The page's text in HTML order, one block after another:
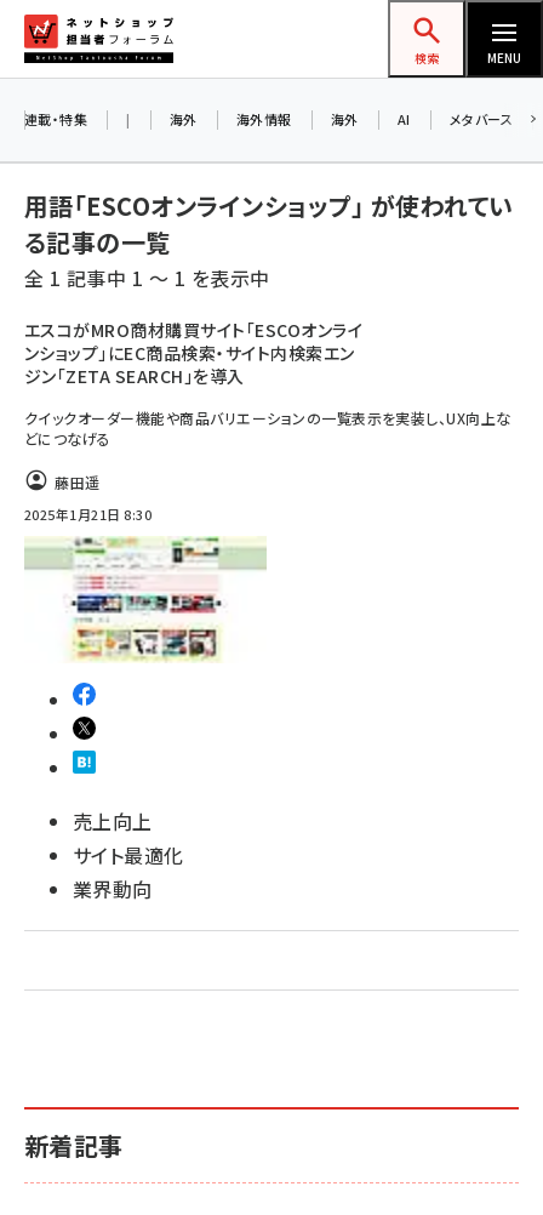
ン
ネットショップ担当者フォーラム
検索 MENU
amazon (2247)
yahoo (1901)
楽天 (1871)
ecbeing (1207)
アスクル (1119)
base (1075)
ビィ・フォアード (773)
revico (739)
連載・特集 | 海外 海外情報 海外 AI メタバース
用語「ESCOオンラインショップ」 が使われてい
る記事の一覧
全 1 記事中 1 ～ 1 を表示中
エスコがMRO商材購買サイト「ESCOオンライ
ンショップ」にEC商品検索・サイト内検索エン
ジン「ZETA SEARCH」を導入
クイックオーダー機能や商品バリエーションの一覧表示を実装し、UX向上な
どにつなげる
藤田遥
2025年1月21日 8:30
売上向上
サイト最適化
業界動向
新着記事